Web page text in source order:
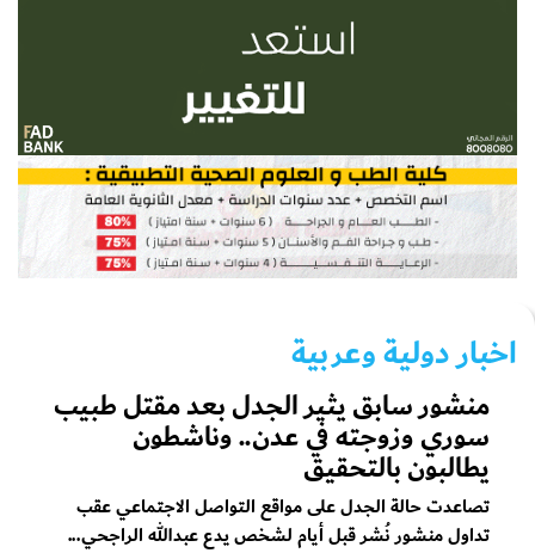
اخبار دولية وعربية
منشور سابق يثير الجدل بعد مقتل طبيب
سوري وزوجته في عدن.. وناشطون
يطالبون بالتحقيق
تصاعدت حالة الجدل على مواقع التواصل الاجتماعي عقب
تداول منشور نُشر قبل أيام لشخص يدع عبدالله الراجحي...